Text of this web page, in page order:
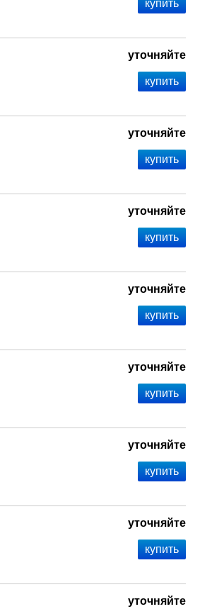
уточняйте
уточняйте
уточняйте
уточняйте
уточняйте
уточняйте
уточняйте
уточняйте